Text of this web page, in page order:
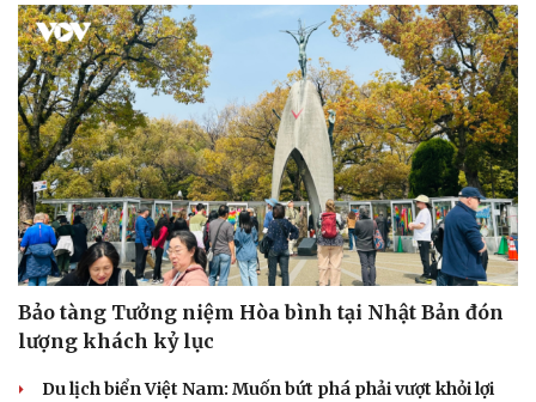
Sức khỏe
Dinh dưỡng - món ngon
Cây thuốc
Sản phụ khoa
Nhi khoa
Nam khoa
Làm đẹp - giảm cân
Phòng mạch online
Ăn sạch sống khỏe
Đời sống
Nhà đẹp
Blog
Tình yêu - Gia đình
Bảo tàng Tưởng niệm Hòa bình tại Nhật Bản đón
lượng khách kỷ lục
Du lịch biển Việt Nam: Muốn bứt phá phải vượt khỏi lợi